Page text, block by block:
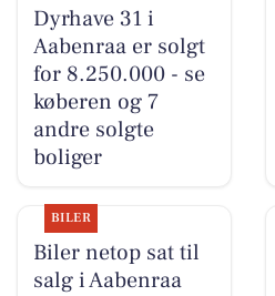
Dyrhave 31 i
Aabenraa er solgt
for 8.250.000 - se
køberen og 7
andre solgte
boliger
BILER
Biler netop sat til
salg i Aabenraa